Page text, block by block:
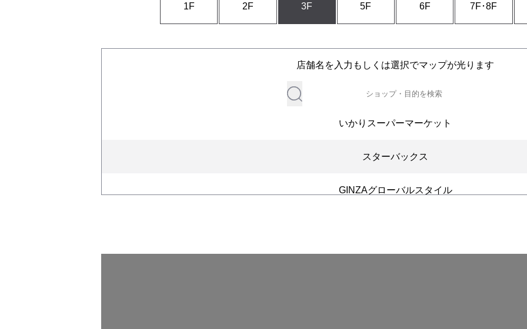
1F 2F 3F 5F 6F 7F･8F
店舗名を入力もしくは選択でマップが光ります
いかりスーパーマーケット
スターバックス
GINZAグローバルスタイル
アイシティ